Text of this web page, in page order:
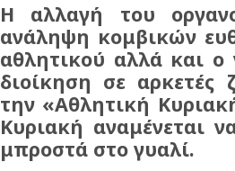
Η αλλαγή του
ανάληψη κομβικών
αθλητικού αλλά και ο
διοίκηση σε αρκετές
την «Αθλητική
Κυριακή αναμένεται
μπροστά στo γυαλί.